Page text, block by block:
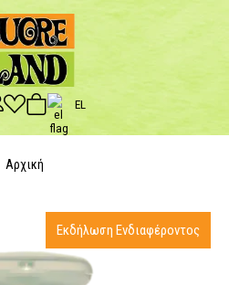
EL
Αρχική
Εκδήλωση Ενδιαφέροντος